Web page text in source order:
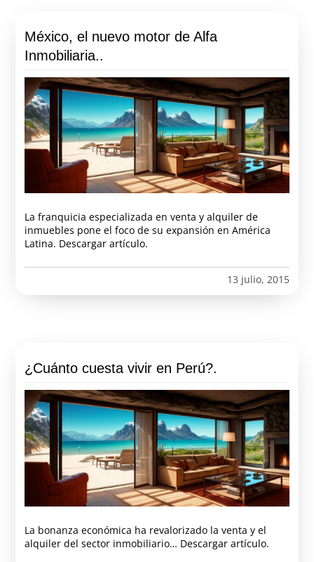
México, el nuevo motor de Alfa
Inmobiliaria..
La franquicia especializada en venta y alquiler de
inmuebles pone el foco de su expansión en América
Latina. Descargar artículo.
13 julio, 2015
¿Cuánto cuesta vivir en Perú?.
La bonanza económica ha revalorizado la venta y el
alquiler del sector inmobiliario… Descargar artículo.